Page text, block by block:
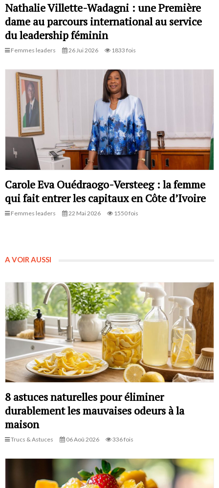
Nathalie Villette-Wadagni : une Première
dame au parcours international au service
du leadership féminin
Femmes leaders 26 Jui 2026 1833 fois
Carole Eva Ouédraogo-Versteeg : la femme
qui fait entrer les capitaux en Côte d’Ivoire
Femmes leaders 22 Mai 2026 1550 fois
A VOIR AUSSI
8 astuces naturelles pour éliminer
durablement les mauvaises odeurs à la
maison
Trucs & Astuces 06 Aoû 2026 336 fois